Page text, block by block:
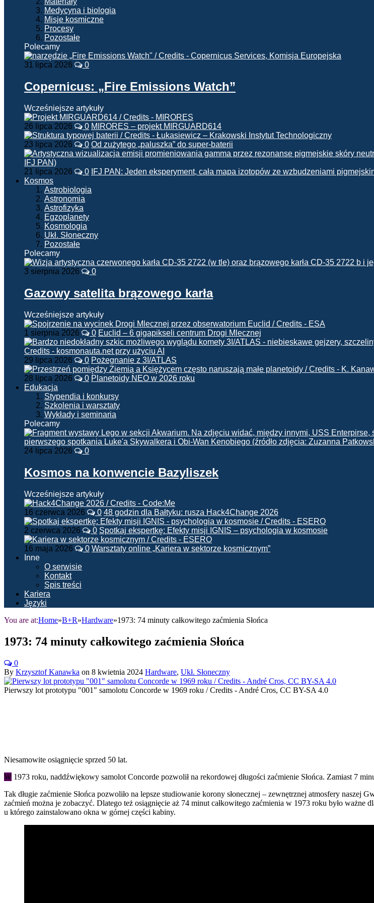
Medycyna i biologia
Misje kosmiczne
Procesy
Pozostałe
Polecamy
31 lipca 2026 0
Copernicus: „Fire Emissions Watch”
Wcześniejsze artykuły
26 lipca 2026 0 MIRORES – projekt MIRGUARD614
23 lipca 2026 0 Od zużytego „paluszka” do super-baterii
21 lipca 2026 0 IFJ PAN: Jeden eksperyment, cała mapa izotopów ze wzbudzeniami
Kosmos
Astrobiologia
Astronomia
Astrofizyka
Egzoplanety
Kosmologia
Ukł. Słoneczny
Pozostałe
Polecamy
3 sierpnia 2026 0
Gazowy satelita brązowego karła
Wcześniejsze artykuły
1 sierpnia 2026 0 Euclid – 6 gigapikseli centrum Drogi Mlecznej
29 lipca 2026 0 Pożegnanie z 3I/ATLAS
28 lipca 2026 0 Planetoidy NEO w 2026 roku
Edukacja
Stypendia i konkursy
Szkolenia i warsztaty
Wykłady i seminaria
Polecamy
24 lipca 2026 0
Kosmos na konwencie Bazyliszek
Wcześniejsze artykuły
16 czerwca 2026 0 48 godzin dla Bałtyku: rusza Hack4Change 2026
2 czerwca 2026 0 Spotkaj ekspertkę: Efekty misji IGNIS – psychologia w kosmosie
16 maja 2026 0 Warsztaty online „Kariera w sektorze kosmicznym”
Inne
O serwisie
Kontakt
Spis treści
Kariera
Języki
You are at:Home»B+R»Hardware»1973: 74 minuty całkowitego zaćmienia Słońca
1973: 74 minuty całkowitego zaćmienia Słońca
0
By Krzysztof Kanawka on 8 kwietnia 2024 Hardware, Ukł. Słoneczny
Pierwszy lot prototypu "001" samolotu Concorde w 1969 roku / Credits - André Cros, CC BY-SA 4.0
Niesamowite osiągnięcie sprzed 50 lat.
W 1973 roku, naddźwiękowy samolot Concorde pozwolił na rekordowej długości zaćmienie Słońca. Zamiast 7
Tak długie zaćmienie Słońca pozwoliło na lepsze studiowanie korony słonecznej – zewnętrznej atmosfery naszej
zaćmień można je zobaczyć. Dlatego też osiągnięcie aż 74 minut całkowitego zaćmienia w 1973 roku było
u którego zainstalowano okna w górnej części kabiny.